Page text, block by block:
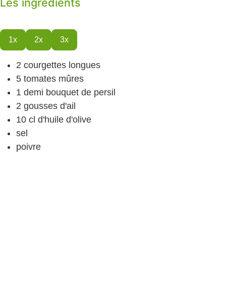
1x 2x 3x
2 courgettes longues
5 tomates mûres
1 demi bouquet de persil
2 gousses d'ail
10 cl d'huile d'olive
sel
poivre